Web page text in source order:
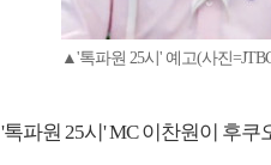
▲'톡파원 25시' 예고(사진
'톡파원 25시' MC 이찬원이 후